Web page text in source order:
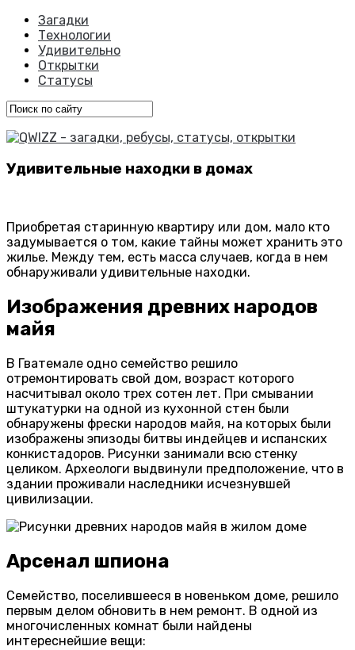
Загадки
Технологии
Удивительно
Открытки
Статусы
Удивительные находки в домах
Приобретая старинную квартиру или дом, мало кто
задумывается о том, какие тайны может хранить это
жилье. Между тем, есть масса случаев, когда в нем
обнаруживали удивительные находки.
Изображения древних народов
майя
В Гватемале одно семейство решило
отремонтировать свой дом, возраст которого
насчитывал около трех сотен лет. При смывании
штукатурки на одной из кухонной стен были
обнаружены фрески народов майя, на которых были
изображены эпизоды битвы индейцев и испанских
конкистадоров. Рисунки занимали всю стенку
целиком. Археологи выдвинули предположение, что в
здании проживали наследники исчезнувшей
цивилизации.
Арсенал шпиона
Семейство, поселившееся в новеньком доме, решило
первым делом обновить в нем ремонт. В одной из
многочисленных комнат были найдены
интереснейшие вещи: